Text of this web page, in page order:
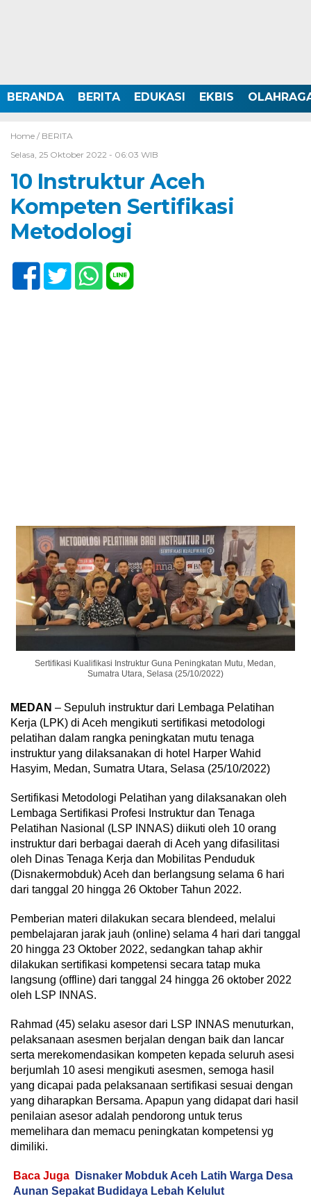
BERANDA BERITA EDUKASI EKBIS
Home / BERITA
Selasa, 25 Oktober 2022 - 06:03 WIB
10 Instruktur Aceh
Kompeten Sertifikasi
Metodologi
Sertifikasi Kualifikasi Instruktur Guna Peningkatan Mutu, Medan,
Sumatra Utara, Selasa (25/10/2022)
MEDAN – Sepuluh instruktur dari Lembaga Pelatihan
Kerja (LPK) di Aceh mengikuti sertifikasi metodologi
pelatihan dalam rangka peningkatan mutu tenaga
instruktur yang dilaksanakan di hotel Harper Wahid
Hasyim, Medan, Sumatra Utara, Selasa (25/10/2022)
Sertifikasi Metodologi Pelatihan yang dilaksanakan oleh
Lembaga Sertifikasi Profesi Instruktur dan Tenaga
Pelatihan Nasional (LSP INNAS) diikuti oleh 10 orang
instruktur dari berbagai daerah di Aceh yang difasilitasi
oleh Dinas Tenaga Kerja dan Mobilitas Penduduk
(Disnakermobduk) Aceh dan berlangsung selama 6 hari
dari tanggal 20 hingga 26 Oktober Tahun 2022.
Pemberian materi dilakukan secara blendeed, melalui
pembelajaran jarak jauh (online) selama 4 hari dari tanggal
20 hingga 23 Oktober 2022, sedangkan tahap akhir
dilakukan sertifikasi kompetensi secara tatap muka
langsung (offline) dari tanggal 24 hingga 26 oktober 2022
oleh LSP INNAS.
Rahmad (45) selaku asesor dari LSP INNAS menuturkan,
pelaksanaan asesmen berjalan dengan baik dan lancar
serta merekomendasikan kompeten kepada seluruh asesi
berjumlah 10 asesi mengikuti asesmen, semoga hasil
yang dicapai pada pelaksanaan sertifikasi sesuai dengan
yang diharapkan Bersama. Apapun yang didapat dari hasil
penilaian asesor adalah pendorong untuk terus
memelihara dan memacu peningkatan kompetensi yg
dimiliki.
Baca Juga
Disnaker Mobduk Aceh Latih Warga Desa
Aunan Sepakat Budidaya Lebah Kelulut